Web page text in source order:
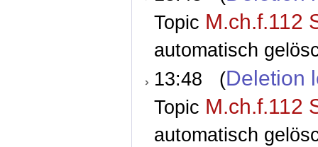
Topic M.ch.f.112
automatisch
13:48 (Deletion
Topic M.ch.f.112
automatisch